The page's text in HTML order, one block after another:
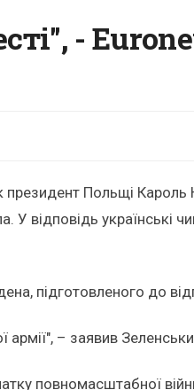
-
президент Польщі
відповідь українські
підготовленого до
– заявив
повномасштабної